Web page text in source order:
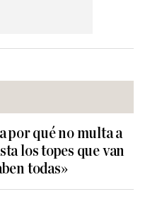
por qué no multa a
los topes que van
todas»